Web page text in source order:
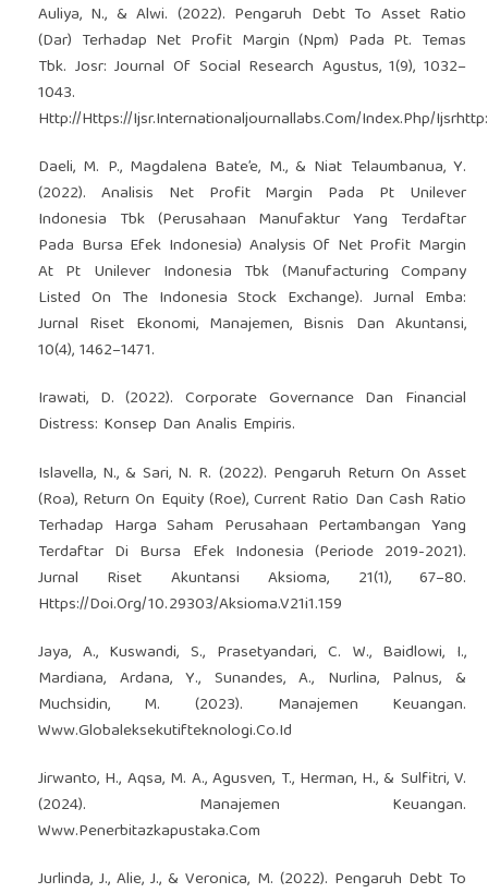
Auliya, N., & Alwi. (2022). Pengaruh Debt To Asset Ratio
(Dar) Terhadap Net Profit Margin (Npm) Pada Pt. Temas
Tbk. Josr: Journal Of Social Research Agustus, 1(9), 1032–
1043.
Http://Https://Ijsr.Internationaljournallabs.Com/Index.Php/Ijsr
Daeli, M. P., Magdalena Bate’e, M., & Niat Telaumbanua, Y.
(2022). Analisis Net Profit Margin Pada Pt Unilever
Indonesia Tbk (Perusahaan Manufaktur Yang Terdaftar
Pada Bursa Efek Indonesia) Analysis Of Net Profit Margin
At Pt Unilever Indonesia Tbk (Manufacturing Company
Listed On The Indonesia Stock Exchange). Jurnal Emba:
Jurnal Riset Ekonomi, Manajemen, Bisnis Dan Akuntansi,
10(4), 1462–1471.
Irawati, D. (2022). Corporate Governance Dan Financial
Distress: Konsep Dan Analis Empiris.
Islavella, N., & Sari, N. R. (2022). Pengaruh Return On Asset
(Roa), Return On Equity (Roe), Current Ratio Dan Cash Ratio
Terhadap Harga Saham Perusahaan Pertambangan Yang
Terdaftar Di Bursa Efek Indonesia (Periode 2019-2021).
Jurnal Riset Akuntansi Aksioma, 21(1), 67–80.
Https://Doi.Org/10.29303/Aksioma.V21i1.159
Jaya, A., Kuswandi, S., Prasetyandari, C. W., Baidlowi, I.,
Mardiana, Ardana, Y., Sunandes, A., Nurlina, Palnus, &
Muchsidin, M. (2023). Manajemen Keuangan.
Www.Globaleksekutifteknologi.Co.Id
Jirwanto, H., Aqsa, M. A., Agusven, T., Herman, H., & Sulfitri, V.
(2024). Manajemen Keuangan.
Www.Penerbitazkapustaka.Com
Jurlinda, J., Alie, J., & Veronica, M. (2022). Pengaruh Debt To